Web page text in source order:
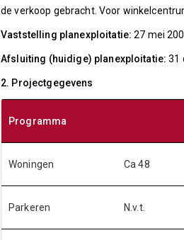
de verkoop gebracht. Voor
Vaststelling planexploitatie: 27 mei
Afsluiting (huidige) planexploitatie: 31
2. Projectgegevens
Programma
Woningen Ca 48
Parkeren N.v.t.